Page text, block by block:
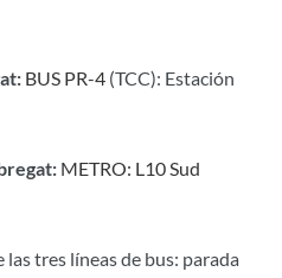
BUS PR-4 (TCC): Estación
METRO: L10 Sud
tres líneas de bus: parada